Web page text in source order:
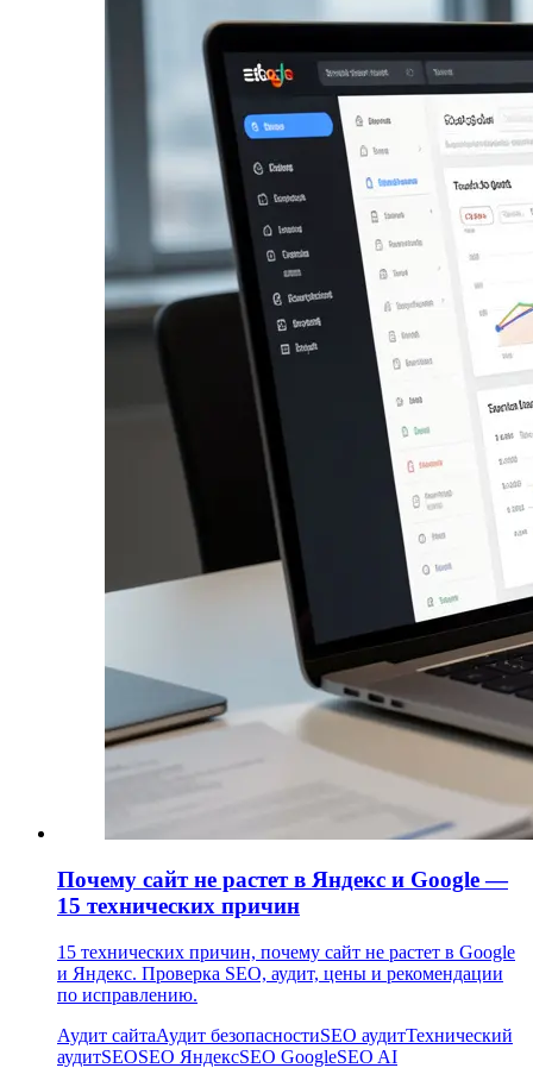
Почему сайт не растет в Яндекс и Google —
15 технических причин
15 технических причин, почему сайт не растет в Google
и Яндекс. Проверка SEO, аудит, цены и рекомендации
по исправлению.
Аудит сайтаАудит безопасностиSEO аудитТехнический
аудитSEOSEO ЯндексSEO GoogleSEO AI